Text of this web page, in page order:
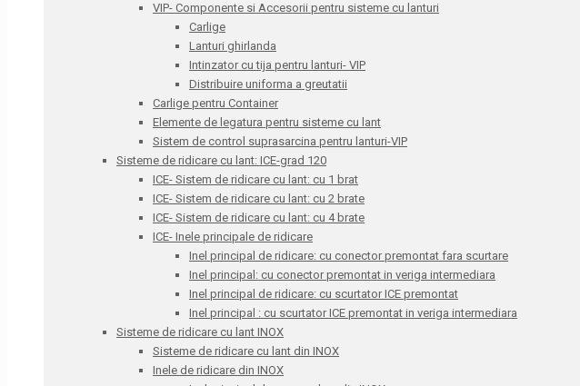
VIP- Componente si Accesorii pentru sisteme cu lanturi
Carlige
Lanturi ghirlanda
Intinzator cu tija pentru lanturi- VIP
Distribuire uniforma a greutatii
Carlige pentru Container
Elemente de legatura pentru sisteme cu lant
Sistem de control suprasarcina pentru lanturi-VIP
Sisteme de ridicare cu lant: ICE-grad 120
ICE- Sistem de ridicare cu lant: cu 1 brat
ICE- Sistem de ridicare cu lant: cu 2 brate
ICE- Sistem de ridicare cu lant: cu 4 brate
ICE- Inele principale de ridicare
Inel principal de ridicare: cu conector premontat fara scurtare
Inel principal: cu conector premontat in veriga intermediara
Inel principal de ridicare: cu scurtator ICE premontat
Inel principal : cu scurtator ICE premontat in veriga intermediara
Sisteme de ridicare cu lant INOX
Sisteme de ridicare cu lant din INOX
Inele de ridicare din INOX